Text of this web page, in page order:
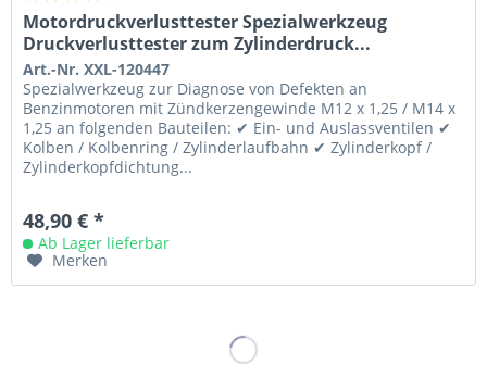
Motordruckverlusttester Spezialwerkzeug
Druckverlusttester zum Zylinderdruck...
Art.-Nr. XXL-120447
Spezialwerkzeug zur Diagnose von Defekten an
Benzinmotoren mit Zündkerzengewinde M12 x 1,25 / M14 x
1,25 an folgenden Bauteilen: ✔ Ein- und Auslassventilen ✔
Kolben / Kolbenring / Zylinderlaufbahn ✔ Zylinderkopf /
Zylinderkopfdichtung...
48,90 € *
Ab Lager lieferbar
Merken